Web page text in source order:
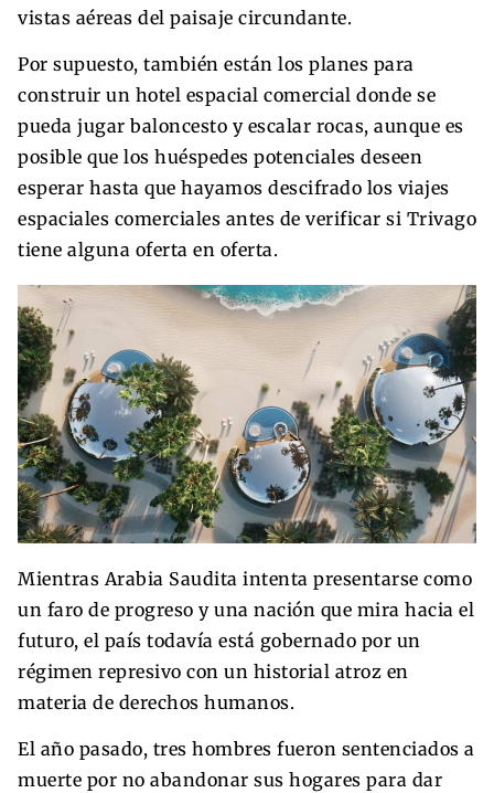
vistas aéreas del paisaje circundante.
Por supuesto, también están los planes para
construir un hotel espacial comercial donde se
pueda jugar baloncesto y escalar rocas, aunque es
posible que los huéspedes potenciales deseen
esperar hasta que hayamos descifrado los viajes
espaciales comerciales antes de verificar si Trivago
tiene alguna oferta en oferta.
Mientras Arabia Saudita intenta presentarse como
un faro de progreso y una nación que mira hacia el
futuro, el país todavía está gobernado por un
régimen represivo con un historial atroz en
materia de derechos humanos.
El año pasado, tres hombres fueron sentenciados a
muerte por no abandonar sus hogares para dar